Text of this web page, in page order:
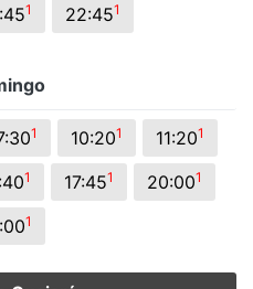
1 22:451
1 10:201 11:201
1 17:451 20:001
1